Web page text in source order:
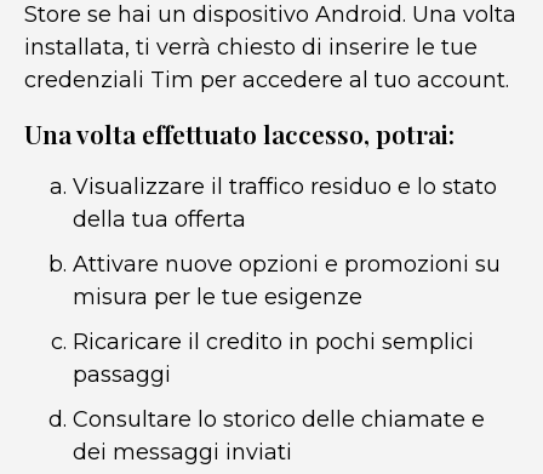
Store se hai un dispositivo Android. Una volta
installata, ti verrà chiesto di inserire le tue
credenziali Tim per accedere al tuo account.
Una volta effettuato laccesso, potrai:
Visualizzare il traffico residuo e lo stato
della tua offerta
Attivare nuove opzioni e promozioni su
misura per le tue esigenze
Ricaricare il credito in pochi semplici
passaggi
Consultare lo storico delle chiamate e
dei messaggi inviati